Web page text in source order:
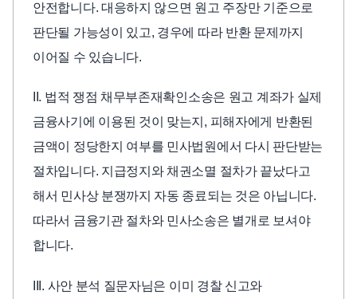
안전합니다. 대응하지 않으면 원고 주장만 기준으로
판단될 가능성이 있고, 경우에 따라 반환 문제까지
이어질 수 있습니다.
II. 법적 쟁점 채무부존재확인소송은 원고 계좌가 실제
금융사기에 이용된 것이 맞는지, 피해자에게 반환된
금액이 정당한지 여부를 민사법원에서 다시 판단받는
절차입니다. 지급정지와 채권소멸 절차가 끝났다고
해서 민사상 분쟁까지 자동 종료되는 것은 아닙니다.
따라서 금융기관 절차와 민사소송은 별개로 보셔야
합니다.
III. 사안 분석 질문자님은 이미 경찰 신고와